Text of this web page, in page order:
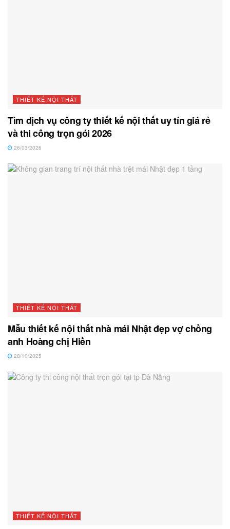
THIẾT KẾ NỘI THẤT
Tìm dịch vụ công ty thiết kế nội thất uy tín giá rẻ
và thi công trọn gói 2026
26/03/2026
THIẾT KẾ NỘI THẤT
Mẫu thiết kế nội thất nhà mái Nhật đẹp vợ chồng
anh Hoàng chị Hiền
28/10/2025
THIẾT KẾ NỘI THẤT